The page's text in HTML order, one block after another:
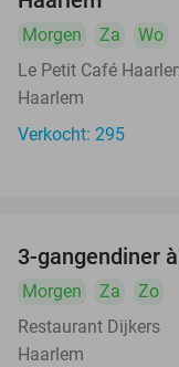
Morgen Za
Wo
Le Petit Café
Haarlem
Verkocht: 295
3-gangendiner
Morgen Za
Zo
Restaurant Dijkers
Haarlem